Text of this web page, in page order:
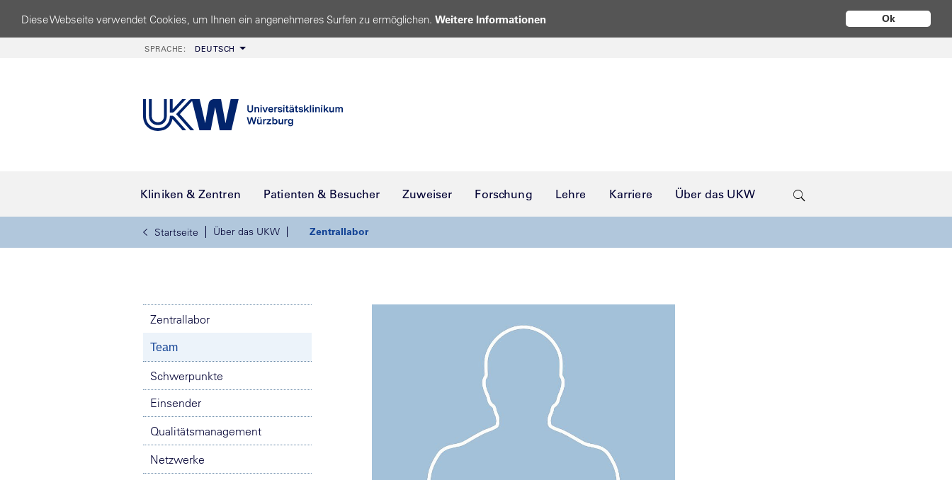
Ok
Diese Webseite verwendet Cookies, um Ihnen ein angenehmeres Surfen zu ermöglichen. Weitere Informationen
SPRACHE: DEUTSCH
Kliniken & Zentren Patienten & Besucher Zuweiser Forschung Lehre Karriere Über das UKW
Startseite Über das UKW Zentrallabor
Zentrallabor
Team
Schwerpunkte
Einsender
Qualitätsmanagement
Netzwerke